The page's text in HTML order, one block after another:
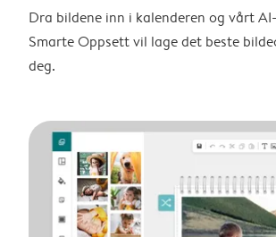
Dra bildene inn i kalenderen og vårt
Smarte Oppsett vil lage det beste
deg.